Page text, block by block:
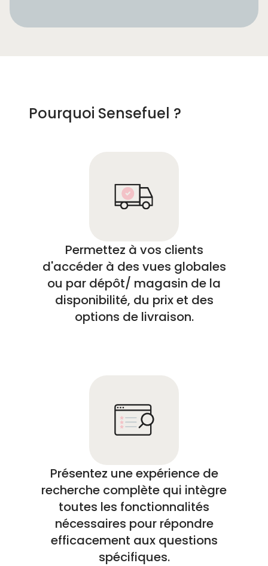
Pourquoi Sensefuel ?
Permettez à vos clients
d'accéder à des vues globales
ou par dépôt/ magasin de la
disponibilité, du prix et des
options de livraison.
Présentez une expérience de
recherche complète qui intègre
toutes les fonctionnalités
nécessaires pour répondre
efficacement aux questions
spécifiques.